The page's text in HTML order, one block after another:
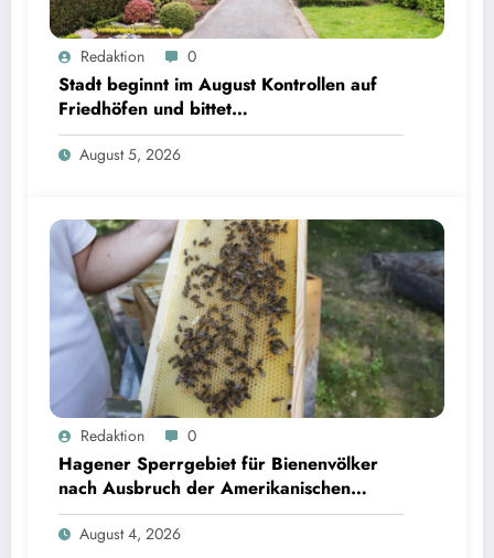
Redaktion 0
Stadt beginnt im August Kontrollen auf
Friedhöfen und bittet
Grabverantwortliche um Pflegeeinsatz
August 5, 2026
Redaktion 0
Hagener Sperrgebiet für Bienenvölker
nach Ausbruch der Amerikanischen
Faulbrut aufgehoben
August 4, 2026